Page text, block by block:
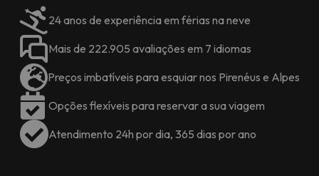
24 anos de experiência em férias na neve
Mais de 222.905 avaliações em 7 idiomas
Preços imbatíveis para esquiar nos Pirenéus e Alpes
Opções flexíveis para reservar a sua viagem
Atendimento 24h por dia, 365 dias por ano